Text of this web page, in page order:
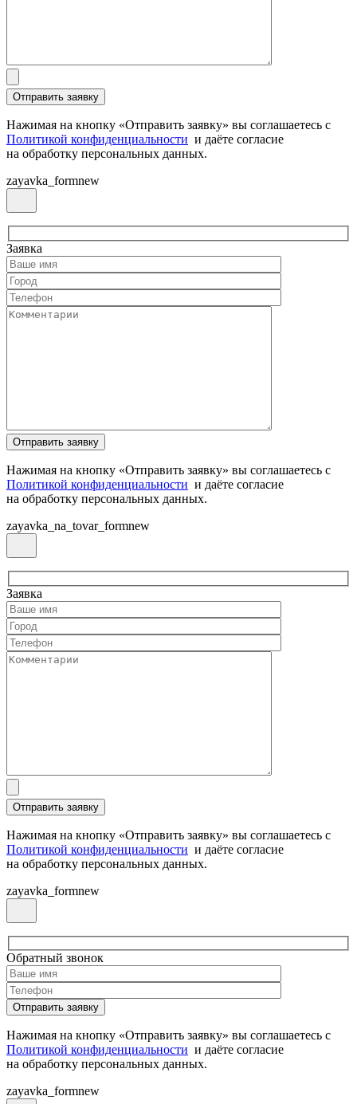
Нажимая на кнопку «Отправить заявку» вы соглашаетесь с
Политикой конфиденциальности и даёте согласие
на обработку персональных данных.
zayavka_formnew
Заявка
Нажимая на кнопку «Отправить заявку» вы соглашаетесь с
Политикой конфиденциальности и даёте согласие
на обработку персональных данных.
zayavka_na_tovar_formnew
Заявка
Нажимая на кнопку «Отправить заявку» вы соглашаетесь с
Политикой конфиденциальности и даёте согласие
на обработку персональных данных.
zayavka_formnew
Обратный звонок
Нажимая на кнопку «Отправить заявку» вы соглашаетесь с
Политикой конфиденциальности и даёте согласие
на обработку персональных данных.
zayavka_formnew